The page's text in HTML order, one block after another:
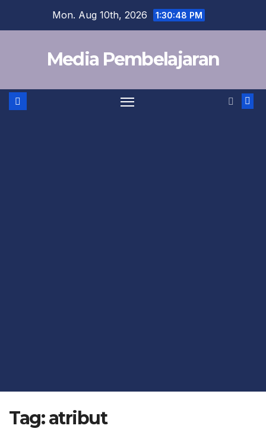
Mon. Aug 10th, 2026 1:30:48 PM
Media Pembelajaran
Tag:atribut